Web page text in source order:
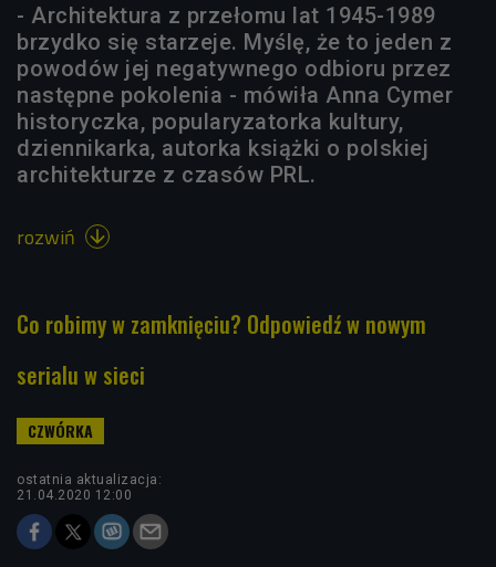
- Architektura z przełomu lat 1945-1989
brzydko się starzeje. Myślę, że to jeden z
powodów jej negatywnego odbioru przez
następne pokolenia - mówiła Anna Cymer
historyczka, popularyzatorka kultury,
dziennikarka, autorka książki o polskiej
architekturze z czasów PRL.
rozwiń 
Co robimy w zamknięciu? Odpowiedź w nowym
serialu w sieci
ostatnia aktualizacja:
21.04.2020 12:00